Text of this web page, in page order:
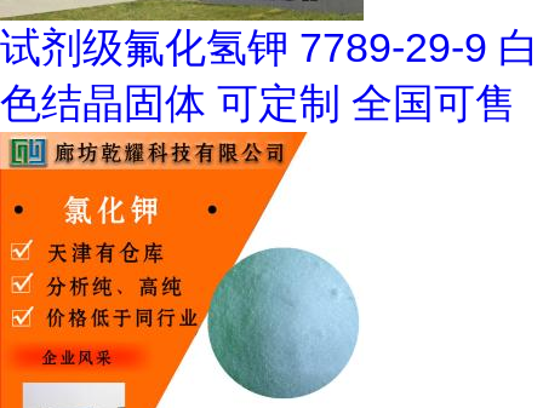
试剂级氟化氢钾 7789-29-9 白
色结晶固体 可定制 全国可售